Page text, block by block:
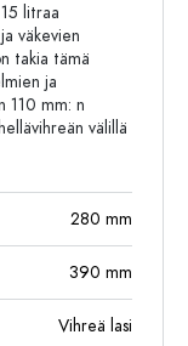
litraa
väkevien
takia tämä
ja
110 mm: n
välillä
280 mm
390 mm
Vihreä lasi